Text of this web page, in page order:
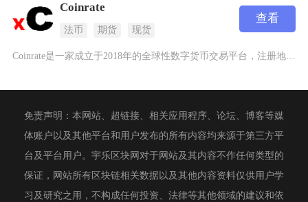
Coinrate
法币 期货 现货
查看
Coinrate是一家成立于2018年的全球性数字货币交易平台，注册地位于爱沙尼亚，主要面
免责声明：本网站、超链接、相关应用程序、论坛、博客等媒
体账户以及其他平台和用户发布的所有内容均来源于第三方平
台及平台用户。宇乐区块网对于网站及其内容不作任何类型的
保证，网站所有区块链相关数据以及其他内容资料仅供用户学
习及研究之用，不构成任何投资、法律等其他领域的建议和依